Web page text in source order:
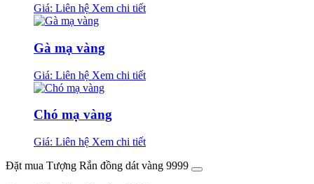
Giá: Liên hệ Xem chi tiết
Gà mạ vàng
Giá: Liên hệ Xem chi tiết
Chó mạ vàng
Giá: Liên hệ Xem chi tiết
Đặt mua Tượng Rắn đồng dát vàng 9999